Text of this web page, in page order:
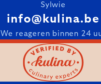
Sylwie
info@kulina.be
We reageren binnen 24